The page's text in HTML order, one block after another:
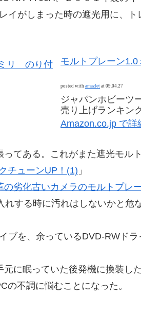
イがしまった時の遮光用に、
モルトプレーン
posted with amazlet at 09.04.27
ジャパンホビーツ
売り上げランキン
Amazon.co.jp で詳
てある。これがまた遮光モル
チューンUP！(1) 」
の劣化古いカメラのモルトプレ
れする時に汚れはしないかと危
ブを、余っているDVD-RWド
元に眠っていた後発機に換装し
の不調に悩むことになった。